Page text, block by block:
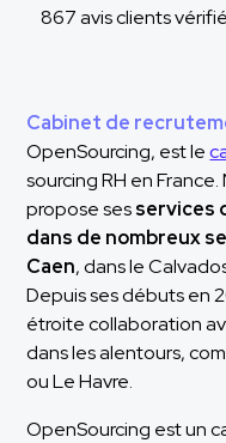
867 avis clients
Cabinet de
OpenSourcing, est le
sourcing RH en
propose sesservices
dans de nombreux
Caen, dans le
Depuis ses débuts en
étroite collaboration
dans les alentours,
ou Le Havre.
OpenSourcing est un